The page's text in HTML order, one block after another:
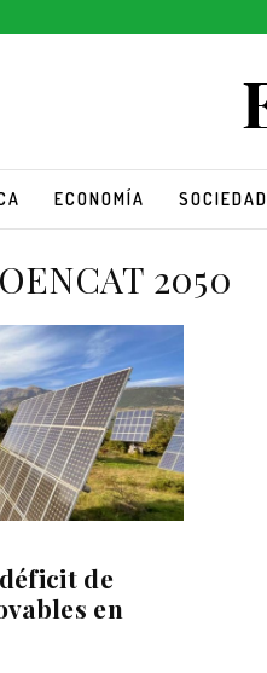
ECONOMÍA SOCIEDAD
2050
de
en